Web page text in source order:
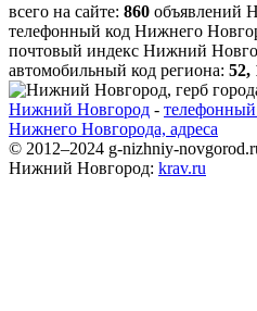
всего на сайте: 860 объявлений
телефонный код Нижнего
почтовый индекс Нижний
автомобильный код региона: 52,
Нижний Новгород -
Нижнего Новгорода, адреса
© 2012–2024 g-nizhniy-
Нижний Новгород: krav.ru